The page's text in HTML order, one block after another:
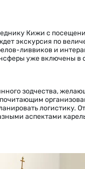
Кижи с
экскурсия по
ливвиков и
уже включены в
зодчества,
логистику.
аспектами